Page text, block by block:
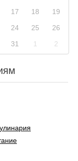
17 18
19
24 25
26
31 1 2